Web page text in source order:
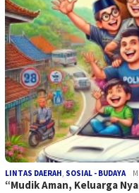
LINTAS DAERAH, SOSIAL - BUDAYA
“Mudik Aman, Keluarga